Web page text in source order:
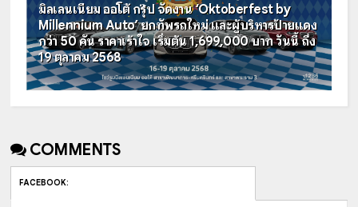
มิลเลนเนียม ออโต้ กรุ๊ป จัดงาน ‘Oktoberfest by
Millennium Auto’ ยกทัพรถใหม่ และผู้บริหารป้ายแดง
กว่า 50 คัน ราคาเร้าใจ เริ่มต้น 1,699,000 บาท วันนี้ ถึง
19 ตุลาคม 2568
COMMENTS
FACEBOOK: